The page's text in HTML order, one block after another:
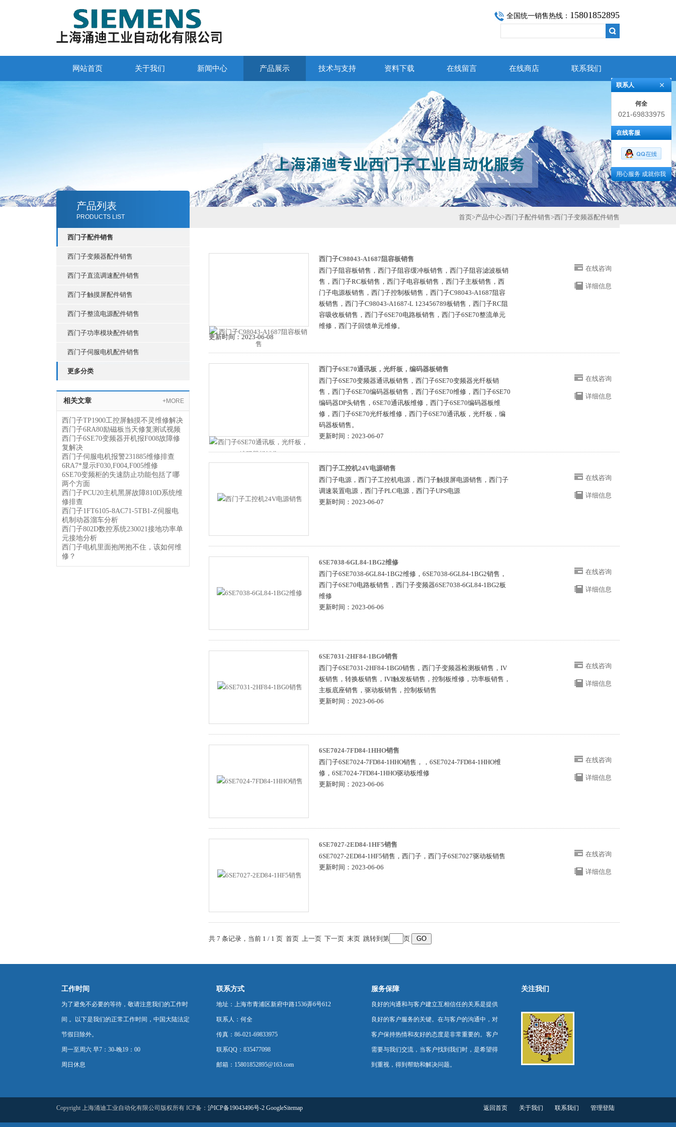
全国统一销售热线： 15801852895
网站首页 关于我们 新闻中心 产品展示 技术与支持 资料下载 在线留言 在线商店 联系我们
产品列表
PRODUCTS LIST
西门子配件销售
西门子变频器配件销售
西门子直流调速配件销售
西门子触摸屏配件销售
西门子整流电源配件销售
西门子功率模块配件销售
西门子伺服电机配件销售
更多分类
相关文章 +MORE
西门子TP1900工控屏触摸不灵维修解决
西门子6RA80励磁板当天修复测试视频
西门子6SE70变频器开机报F008故障修
复解决
西门子伺服电机报警231885维修排查
6RA7*显示F030,F004,F005维修
6SE70变频柜的失速防止功能包括了哪
两个方面
西门子PCU20主机黑屏故障810D系统维
修排查
西门子1FT6105-8AC71-5TB1-Z伺服电
机制动器溜车分析
西门子802D数控系统230021接地功率单
元接地分析
西门子电机里面抱闸抱不住，该如何维
修？
首页>产品中心>西门子配件销售>西门子变频器配件销售
西门子C98043-A1687阻容板销售
西门子阻容板销售，西门子阻容缓冲板销售，西门子阻容滤波板销
售，西门子RC板销售，西门子电容板销售，西门子主板销售，西
门子电源板销售，西门子控制板销售，西门子C98043-A1687阻容
板销售，西门子C98043-A1687-L 123456789板销售，西门子RC阻
容吸收板销售，西门子6SE70电路板销售，西门子6SE70整流单元
维修，西门子回馈单元维修。
更新时间：2023-06-08
在线咨询
详细信息
西门子6SE70通讯板，光纤板，编码器板销售
西门子6SE70变频器通讯板销售，西门子6SE70变频器光纤板销
售，西门子6SE70编码器板销售，西门子6SE70维修，西门子6SE70
编码器DP头销售，6SE70通讯板维修，西门子6SE70编码器板维
修，西门子6SE70光纤板维修，西门子6SE70通讯板，光纤板，编
码器板销售。
更新时间：2023-06-07
在线咨询
详细信息
西门子工控机24V电源销售
西门子电源，西门子工控机电源，西门子触摸屏电源销售，西门子
调速装置电源，西门子PLC电源，西门子UPS电源
更新时间：2023-06-07
在线咨询
详细信息
6SE7038-6GL84-1BG2维修
西门子6SE7038-6GL84-1BG2维修，6SE7038-6GL84-1BG2销售，
西门子6SE70电路板销售，西门子变频器6SE7038-6GL84-1BG2板
维修
更新时间：2023-06-06
在线咨询
详细信息
6SE7031-2HF84-1BG0销售
西门子6SE7031-2HF84-1BG0销售，西门子变频器检测板销售，IV
板销售，转换板销售，IVI触发板销售，控制板维修，功率板销售，
主板底座销售，驱动板销售，控制板销售
更新时间：2023-06-06
在线咨询
详细信息
6SE7024-7FD84-1HHO销售
西门子6SE7024-7FD84-1HHO销售，，6SE7024-7FD84-1HHO维
修，6SE7024-7FD84-1HHO驱动板维修
更新时间：2023-06-06
在线咨询
详细信息
6SE7027-2ED84-1HF5销售
6SE7027-2ED84-1HF5销售，西门子，西门子6SE7027驱动板销售
更新时间：2023-06-06
在线咨询
详细信息
共 7 条记录，当前 1 / 1 页 首页 上一页 下一页 末页 跳转到第 页
工作时间
为了避免不必要的等待，敬请注意我们的工作时
间 。以下是我们的正常工作时间，中国大陆法定
节假日除外。
周一至周六 早7：30-晚19：00
周日休息
联系方式
地址：上海市青浦区新府中路1536弄6号612
联系人：何全
传真：86-021-69833975
联系QQ：835477098
邮箱：15801852895@163.com
服务保障
良好的沟通和与客户建立互相信任的关系是提供
良好的客户服务的关键。在与客户的沟通中，对
客户保持热情和友好的态度是非常重要的。客户
需要与我们交流，当客户找到我们时，是希望得
到重视，得到帮助和解决问题。
关注我们
Copyright 上海涌迪工业自动化有限公司版权所有 ICP备： 沪ICP备19043496号-2 GoogleSitemap 返回首页 关于我们 联系我们 管理登陆
联系人
何全
021-69833975
在线客服
用心服务 成就你我